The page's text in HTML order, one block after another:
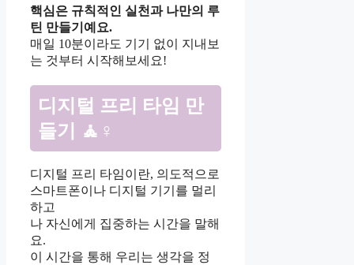
핵심은 규칙적인 실천과 나만의 루
틴 만들기예요.
매일 10분이라도 기기 없이 지내보
는 것부터 시작해보세요!
디지털 프리 타임 만
들기 🧘♀
디지털 프리 타임이란, 의도적으로
스마트폰이나 디지털 기기를 멀리
하고
나 자신에게 집중하는 시간을 말해
요.
이 시간을 통해 우리는 생각을 정